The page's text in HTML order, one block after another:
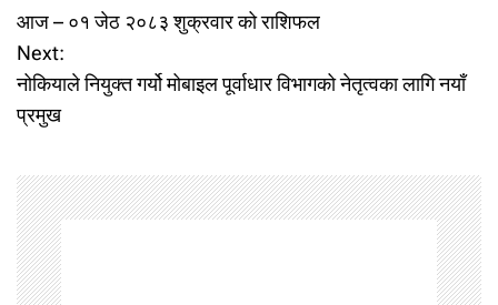
o
s
n
a
v
आज – ०१ जेठ २०८३ शुक्रवार को राशिफल
Next:
नोकियाले नियुक्त गर्यो मोबाइल पूर्वाधार विभागको नेतृत्वका लागि नयाँ
प्रमुख